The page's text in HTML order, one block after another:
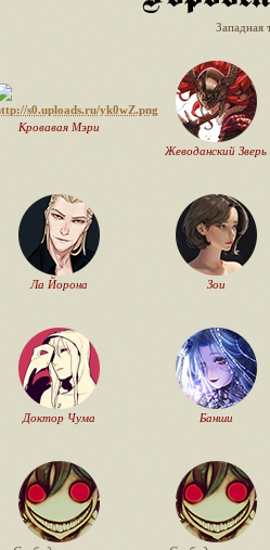
Западная
Кровавая Мэри
Жеводанский Зверь
Ла Йорона Зои
Доктор Чума Банши